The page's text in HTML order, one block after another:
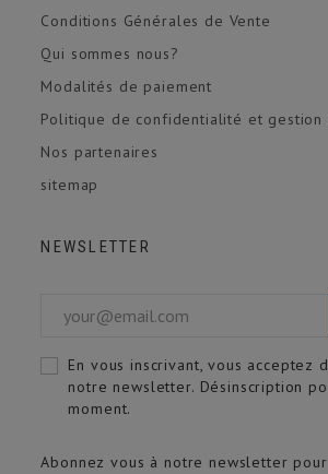
Conditions Générales de Vente
Qui sommes nous?
Modalités de paiement
Politique de confidentialité et gestion
Nos partenaires
sitemap
NEWSLETTER
Abonnez vous à notre newsletter
En vous inscrivant, vous acceptez
notre newsletter. Désinscription
moment.